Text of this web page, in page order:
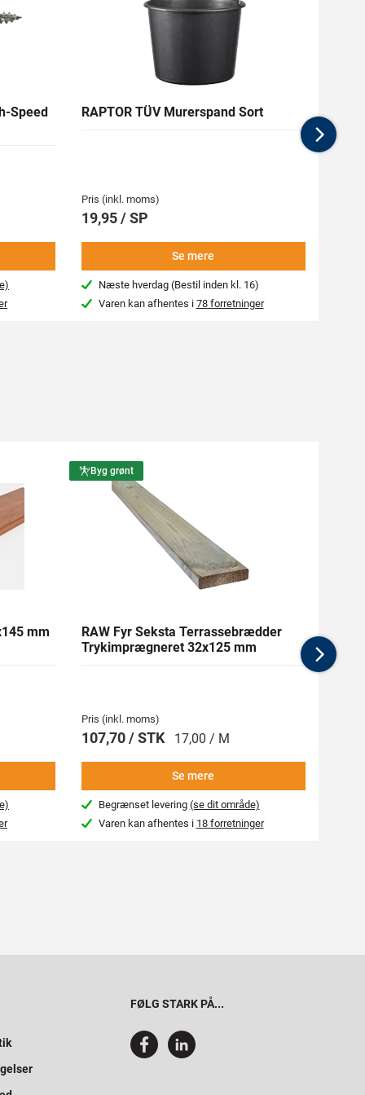
Speed
RAPTOR TÜV Murerspand Sort
Pris (inkl. moms)
19,95 / SP
Se mere
Næste hverdag (Bestil inden kl. 16)
Varen kan afhentes i 78 forretninger
mm
Byg grønt
RAW Fyr Seksta Terrassebrædder
Trykimprægneret 32x125 mm
Pris (inkl. moms)
107,70 / STK 17,00 / M
Se mere
Begrænset levering (se dit område)
Varen kan afhentes i 18 forretninger
mm
FØLG STARK PÅ...